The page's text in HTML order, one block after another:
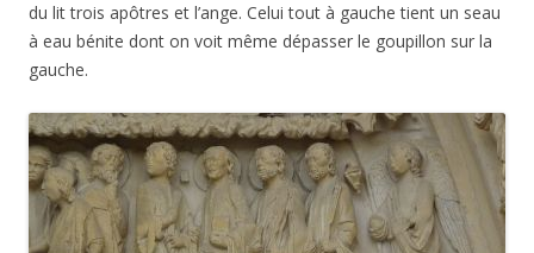
du lit trois apôtres et l’ange. Celui tout à gauche tient un seau
à eau bénite dont on voit même dépasser le goupillon sur la
gauche.